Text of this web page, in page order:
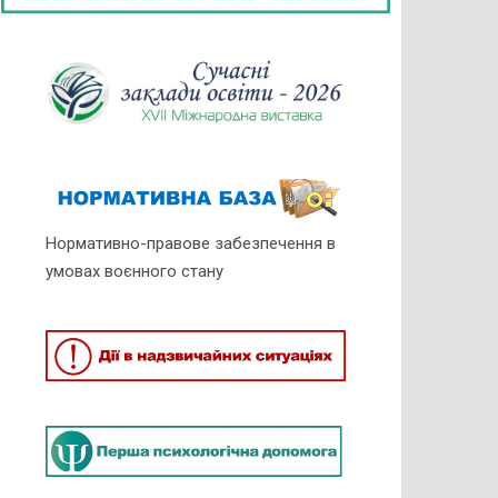
Нормативно-правове забезпечення в
умовах воєнного стану